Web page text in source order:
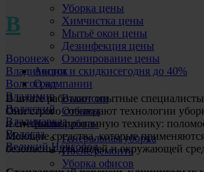
В
Воронеж
Владивосток
Волгоград
Владимир
Волжский
Владикавказ
Вологда
Великий Новгород
Уборка цены
Химчистка цены
Мытьё окон цены
Дезинфекция цены
Озонирование цены
Акции и скидкисегодня до 40%
О компании
Вакансии
Отзывы
Наши работы
Генеральная уборка
После ремонта
Уборка офисов
В штате работают опытные
Они строго соблюдают технологии
и специализированную технику:
Моющие средства, которые
безопасны для людей и окружающей